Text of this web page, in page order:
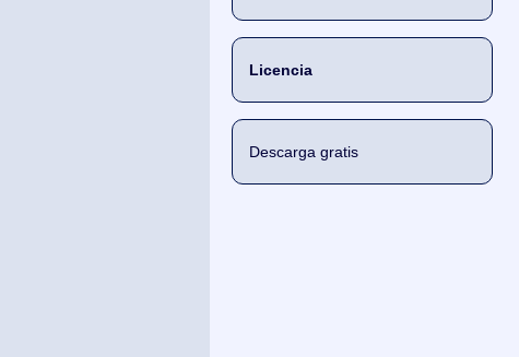
Licencia
Descarga gratis